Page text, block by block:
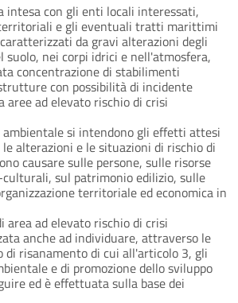
intesa con gli enti locali interessati,
e gli eventuali tratti marittimi
da gravi alterazioni degli
suolo, nei corpi idrici e nell'atmosfera,
concentrazione di stabilimenti
con possibilità di incidente
aree ad elevato rischio di crisi
ambientale si intendono gli effetti attesi
alterazioni e le situazioni di rischio di
causare sulle persone, sulle risorse
sul patrimonio edilizio, sulle
territoriale ed economica in
area ad elevato rischio di crisi
anche ad individuare, attraverso le
di risanamento di cui all'articolo 3, gli
e di promozione dello sviluppo
ed è effettuata sulla base dei